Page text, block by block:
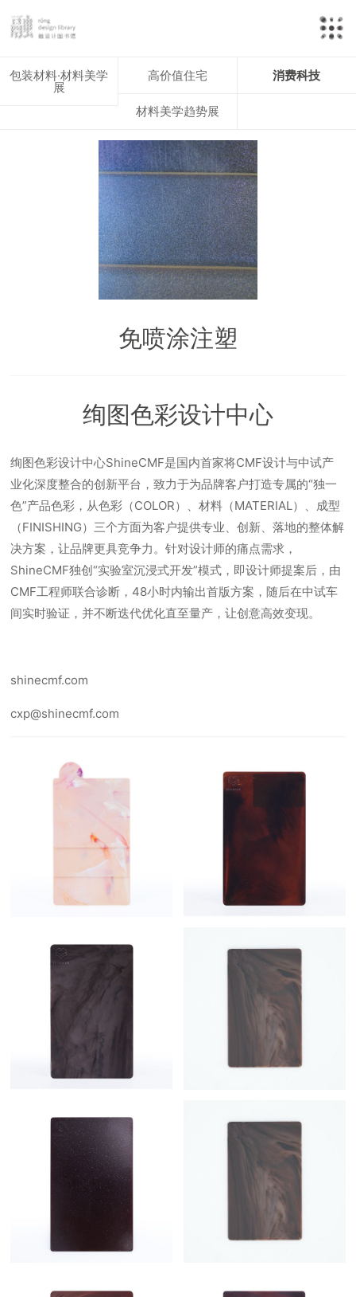
包装材料·材料美学
展
高价值住宅 消费科技
材料美学趋势展
免喷涂注塑
绚图色彩设计中心
绚图色彩设计中心ShineCMF是国内首家将CMF设计与中试产
业化深度整合的创新平台，致力于为品牌客户打造专属的“独一
色”产品色彩，从色彩（COLOR）、材料（MATERIAL）、成型
（FINISHING）三个方面为客户提供专业、创新、落地的整体解
决方案，让品牌更具竞争力。针对设计师的痛点需求，
ShineCMF独创“实验室沉浸式开发”模式，即设计师提案后，由
CMF工程师联合诊断，48小时内输出首版方案，随后在中试车
间实时验证，并不断迭代优化直至量产，让创意高效变现。
shinecmf.com
cxp@shinecmf.com